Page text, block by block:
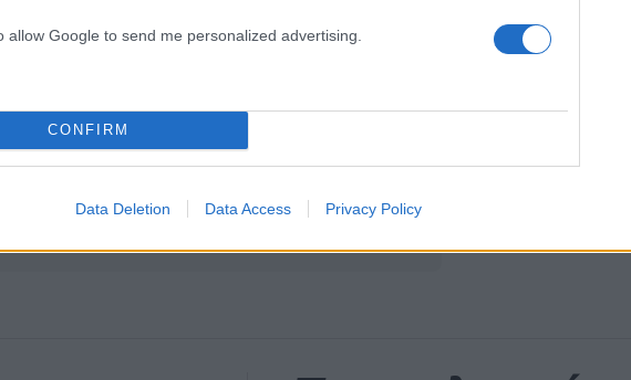
allow Google to send me personalized advertising.
CONFIRM
Data Deletion Data Access Privacy Policy
CLICK AWAY
ZARA
Share:
το Νewsit.gr στο Google Newsκαι ενημερωθείτε
για όλη την ειδησεογραφία και τα
τελευταία νέα
της